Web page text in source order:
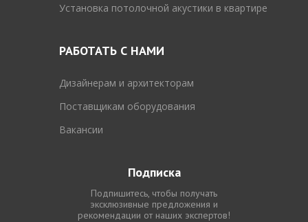
Установка потолочной акустики в квартире
РАБОТАТЬ С НАМИ
Дизайнерам и архитекторам
Поставщикам оборудования
Вакансии
Подписка
Подпишитесь, чтобы получать
эксклюзивные предложения и
рекомендации от наших экспертов!